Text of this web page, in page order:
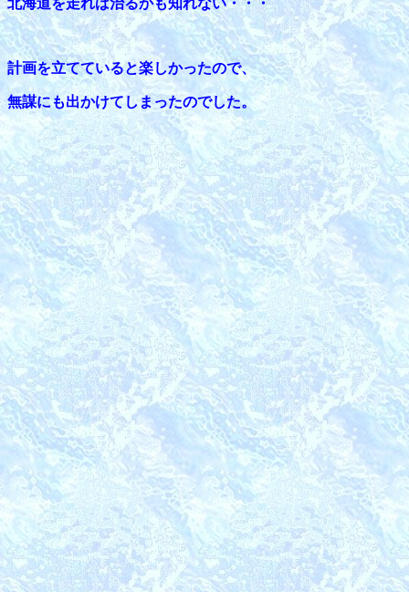
北海道を走れば治るかも知れない・・・
計画を立てていると楽しかったので、
無謀にも出かけてしまったのでした。